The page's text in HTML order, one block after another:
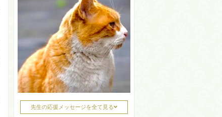
先生の応援メッセージを全て見る